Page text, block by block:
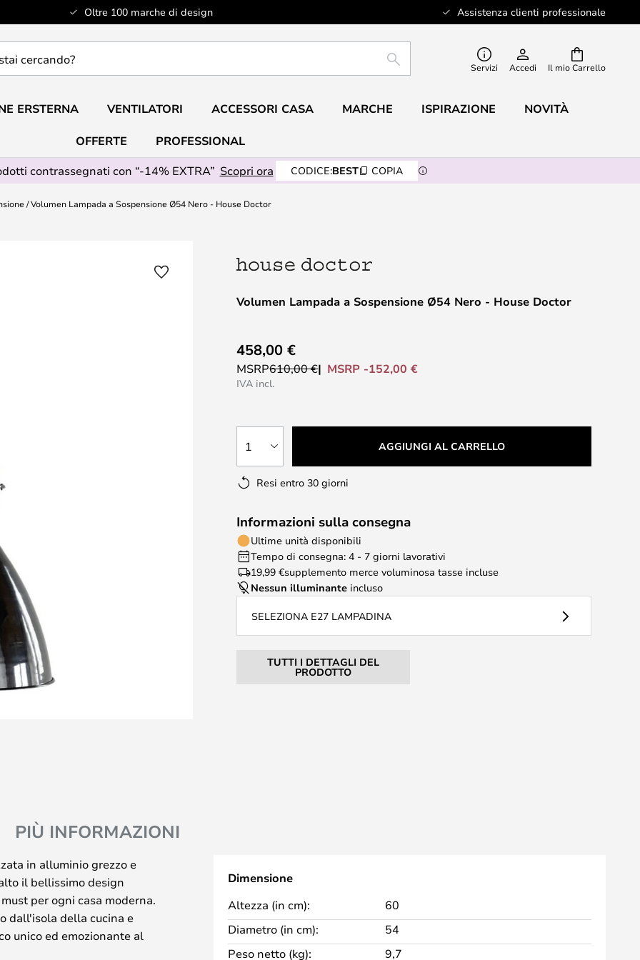
Oltre 100 marche di design Assistenza clienti professionale
Il mio Carrello
RICERCA Servizi Accedi
ERSTERNA VENTILATORI ACCESSORI CASA MARCHE ISPIRAZIONE NOVITÀ
OFFERTE
PROFESSIONAL
contrassegnati con “-14% EXTRA” Scopri ora CODICE:BEST COPIA
Volumen Lampada a Sospensione Ø54 Nero - House Doctor
Volumen Lampada a Sospensione Ø54 Nero - House Doctor
458,00 €
MSRP610,00 € MSRP -152,00 €
IVA incl.
1 AGGIUNGI AL CARRELLO
Resi entro 30 giorni
Informazioni sulla consegna
Ultime unità disponibili
Tempo di consegna: 4 - 7 giorni lavorativi
19,99 €supplemento merce voluminosa tasse incluse
Nessun illuminante incluso
SELEZIONA E27 LAMPADINA
TUTTI I DETTAGLI DEL
PRODOTTO
PIÙ INFORMAZIONI
in alluminio grezzo e
il bellissimo design
per ogni casa moderna.
dall'isola della cucina e
unico ed emozionante al
Dimensione
Altezza (in cm):
60
Diametro (in cm):
54
Peso netto (kg):
9,7